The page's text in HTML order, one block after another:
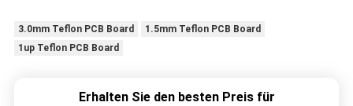
3.0mm Teflon PCB Board
1.5mm Teflon PCB Board
1up Teflon PCB Board
Erhalten Sie den besten Preis für